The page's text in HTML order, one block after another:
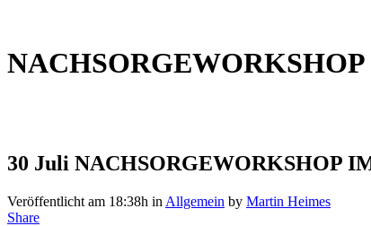
30 Juli NACHSORGEWORKSHOP
Veröffentlicht am 18:38h in Allgemein by Martin Heimes
Share